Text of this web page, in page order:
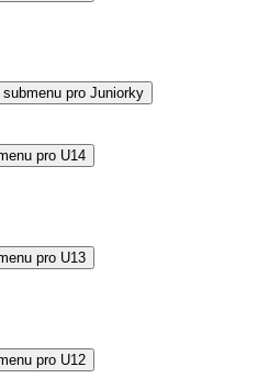
pro Juniorky
pro U14
pro U13
pro U12